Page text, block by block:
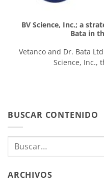
BV Science, Inc.; a
Bata in
Vetanco and Dr. Bata
Science, Inc.,
BUSCAR CONTENIDO
ARCHIVOS